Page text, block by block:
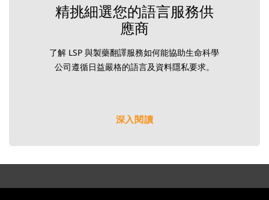
精挑細選您的語言服務供
應商
了解 LSP 與製藥翻譯服務如何能協助生命科學
公司遵循日益嚴格的語言及資料隱私要求。
深入閱讀